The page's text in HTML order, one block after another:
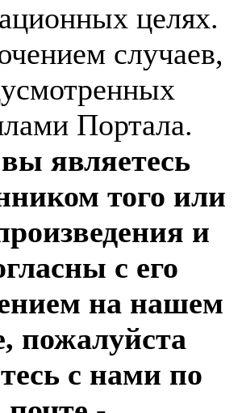
целях.
случаев,
Портала.
являетесь
того или
и
с его
на нашем
пожалуйста
с нами по